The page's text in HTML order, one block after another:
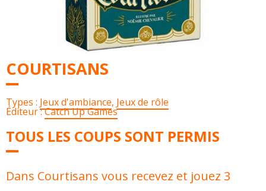
COURTISANS
Types : Jeux d'ambiance, Jeux de rôle
Éditeur :Catch Up Games
TOUS LES COUPS SONT PERMIS
Dans Courtisans vous recevez et jouez 3